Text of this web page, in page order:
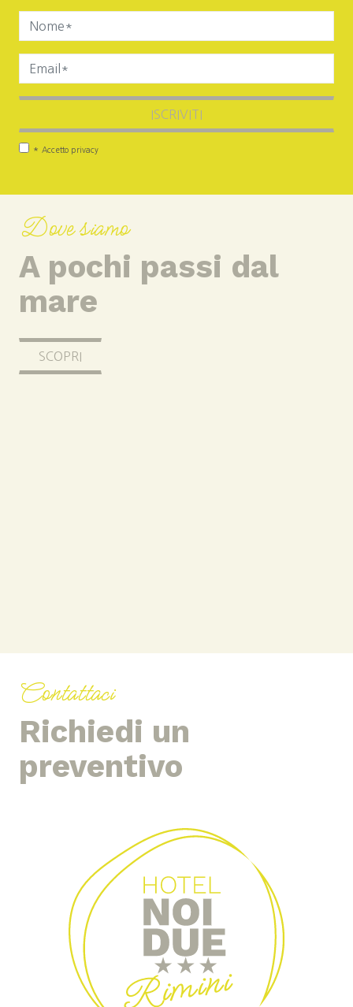
* Accetto privacy
ISCRIVITI
Dove siamo
A pochi passi dal
mare
SCOPRI
Contattaci
Richiedi un
preventivo